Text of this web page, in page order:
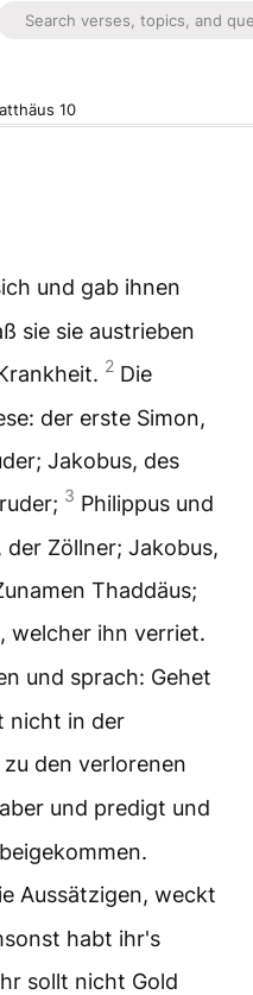
10
und gab ihnen
sie sie austrieben
2 Die
der erste Simon,
Jakobus, des
3 Philippus und
Zöllner; Jakobus,
Thaddäus;
welcher ihn verriet.
und sprach: Gehet
nicht in der
den verlorenen
und predigt und
Aussätzigen, weckt
habt ihr's
sollt nicht Gold